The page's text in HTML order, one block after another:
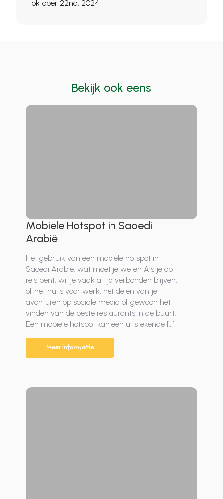
oktober 22nd, 2024
Bekijk ook eens
Mobiele Hotspot in Saoedi
Arabië
Het gebruik van een mobiele hotspot in
Saoedi Arabië: wat moet je weten Als je op
reis bent, wil je vaak altijd verbonden blijven,
of het nu is voor werk, het delen van je
avonturen op sociale media of gewoon het
vinden van de beste restaurants in de buurt.
Een mobiele hotspot kan een uitstekende […]
Meer informatie